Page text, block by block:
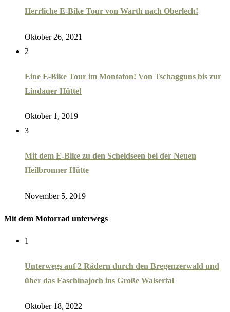
Herrliche E-Bike Tour von Warth nach Oberlech!
Oktober 26, 2021
2
Eine E-Bike Tour im Montafon! Von Tschagguns bis zur
Lindauer Hütte!
Oktober 1, 2019
3
Mit dem E-Bike zu den Scheidseen bei der Neuen
Heilbronner Hütte
November 5, 2019
Mit dem Motorrad unterwegs
1
Unterwegs auf 2 Rädern durch den Bregenzerwald und
über das Faschinajoch ins Große Walsertal
Oktober 18, 2022